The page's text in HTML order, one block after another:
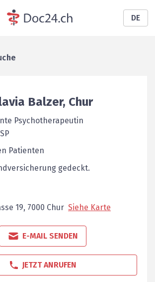
DE
Balzer, Chur
Psychotherapeutin
Patienten
gedeckt.
19, 7000 Chur Siehe Karte
E-MAIL SENDEN
JETZT ANRUFEN